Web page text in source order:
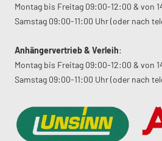
Montag bis Freitag 09:00-12:00 & von
Samstag 09:00-11:00 Uhr (oder nach
Anhängervertrieb & Verleih:
Montag bis Freitag 09:00-12:00 & von
Samstag 09:00-11:00 Uhr (oder nach